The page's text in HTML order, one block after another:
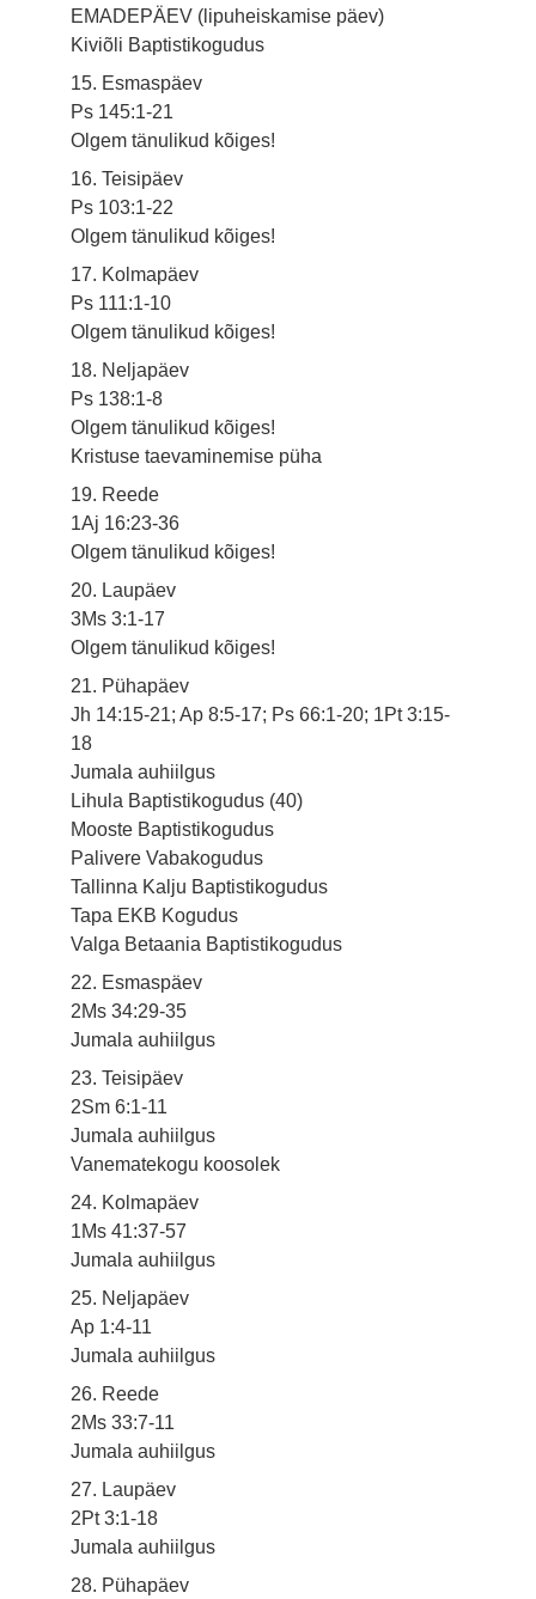
EMADEPÄEV (lipuheiskamise päev)
Kiviõli Baptistikogudus
15. Esmaspäev
Ps 145:1-21
Olgem tänulikud kõiges!
16. Teisipäev
Ps 103:1-22
Olgem tänulikud kõiges!
17. Kolmapäev
Ps 111:1-10
Olgem tänulikud kõiges!
18. Neljapäev
Ps 138:1-8
Olgem tänulikud kõiges!
Kristuse taevaminemise püha
19. Reede
1Aj 16:23-36
Olgem tänulikud kõiges!
20. Laupäev
3Ms 3:1-17
Olgem tänulikud kõiges!
21. Pühapäev
Jh 14:15-21; Ap 8:5-17; Ps 66:1-20; 1Pt 3:15-
18
Jumala auhiilgus
Lihula Baptistikogudus (40)
Mooste Baptistikogudus
Palivere Vabakogudus
Tallinna Kalju Baptistikogudus
Tapa EKB Kogudus
Valga Betaania Baptistikogudus
22. Esmaspäev
2Ms 34:29-35
Jumala auhiilgus
23. Teisipäev
2Sm 6:1-11
Jumala auhiilgus
Vanematekogu koosolek
24. Kolmapäev
1Ms 41:37-57
Jumala auhiilgus
25. Neljapäev
Ap 1:4-11
Jumala auhiilgus
26. Reede
2Ms 33:7-11
Jumala auhiilgus
27. Laupäev
2Pt 3:1-18
Jumala auhiilgus
28. Pühapäev